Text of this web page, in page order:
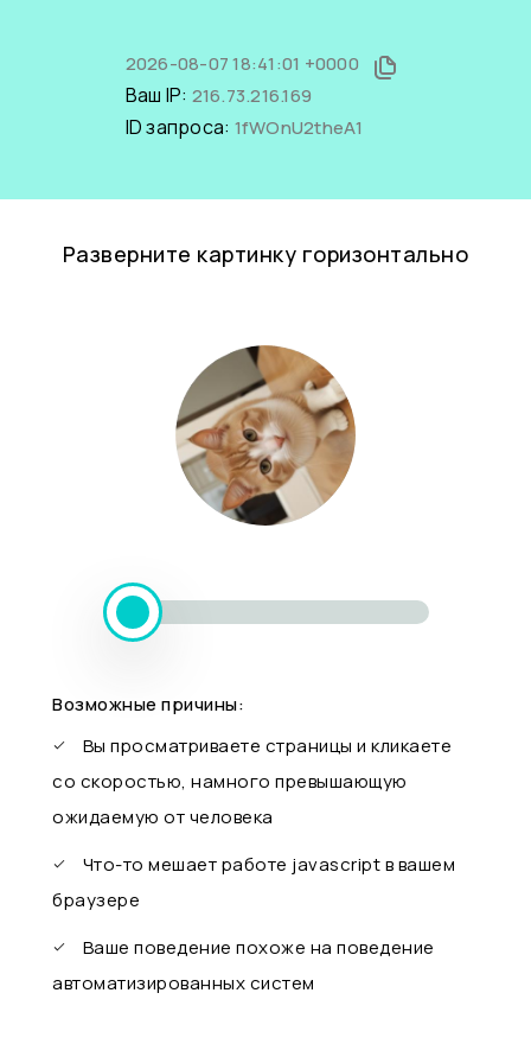
2026-08-07 18:41:01 +0000
Ваш IP: 216.73.216.169
ID запроса: 1fWOnU2theA1
Разверните картинку горизонтально
Возможные причины:
Вы просматриваете страницы и кликаете
со скоростью, намного превышающую
ожидаемую от человека
Что-то мешает работе javascript в вашем
браузере
Ваше поведение похоже на поведение
автоматизированных систем